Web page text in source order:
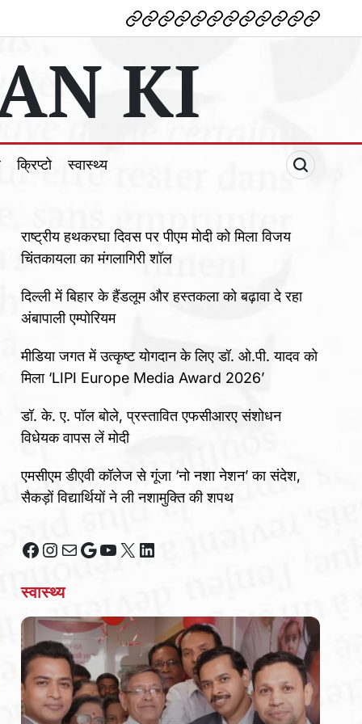
देश विदेशपोलटिकल
मनोरंजन
शिक्षाटेक्नोलॉजी
व्यापारक्राइम
धर्म खेलक्रिप्टोस्वास्थ्य
KI
क्रिप्टो स्वास्थ्य
राष्ट्रीय हथकरघा दिवस पर पीएम मोदी को मिला विजय
चिंतकायला का मंगलागिरी शॉल
दिल्ली में बिहार के हैंडलूम और हस्तकला को बढ़ावा दे रहा
अंबापाली एम्पोरियम
मीडिया जगत में उत्कृष्ट योगदान के लिए डॉ. ओ.पी. यादव को
मिला ‘LIPI Europe Media Award 2026’
डॉ. के. ए. पॉल बोले, प्रस्तावित एफसीआरए संशोधन
विधेयक वापस लें मोदी
एमसीएम डीएवी कॉलेज से गूंजा ‘नो नशा नेशन’ का संदेश,
सैकड़ों विद्यार्थियों ने ली नशामुक्ति की शपथ
Facebook
Instagram
MailGoogle
YouTube
X LinkedIn
स्वास्थ्य